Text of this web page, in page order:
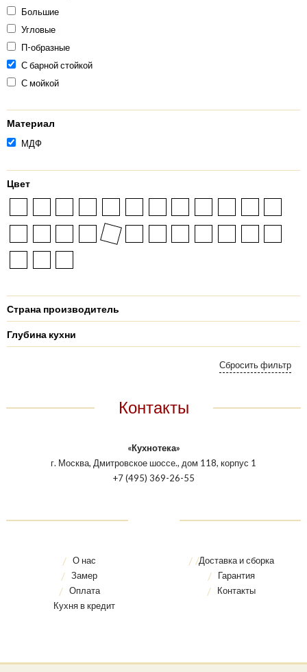
Большие
Угловые
П-образные
С барной стойкой
С мойкой
Материал
МДФ
Цвет
Страна производитель
Глубина кухни
Контакты
«Кухнотека»
г. Москва, Дмитровское шоссе., дом 118, корпус 1
+7 (495) 369-26-55
О нас
Замер
Оплата
Кухня в кредит
Доставка и сборка
Гарантия
Контакты